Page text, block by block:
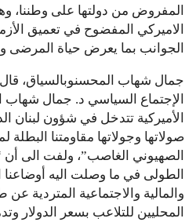
المفروض من دولتها على وطننا،
الاميركي المفضوح في تعميق
الجوانب بما يعرض حياة المرضى
جمال شهاب المحسنوبالسياق،
الإجتماع السياسي د. جمال
الأميركية تتدخل في شؤون لبنان
صولاتها وجولاتها مقاومتنا البطلة
الصهيوني الغاصب”، ولفت الى أن
الطولى في ما وصلت اليه أوضاعنا
والمالية والاجتماعية المتردية
المحليين للتلاعب بسعر الدولار